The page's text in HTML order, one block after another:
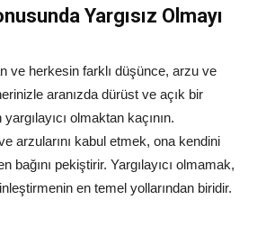
Yargısız Olmayı
ve herkesin farklı düşünce, arzu ve
aranızda dürüst ve açık bir
olmaktan kaçının.
arzularını kabul etmek, ona kendini
bağını pekiştirir. Yargılayıcı olmamak,
en temel yollarından biridir.